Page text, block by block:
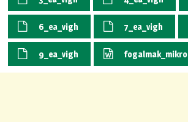
6_ea_vigh 7_ea_vigh
9_ea_vigh fogalmak_mikro